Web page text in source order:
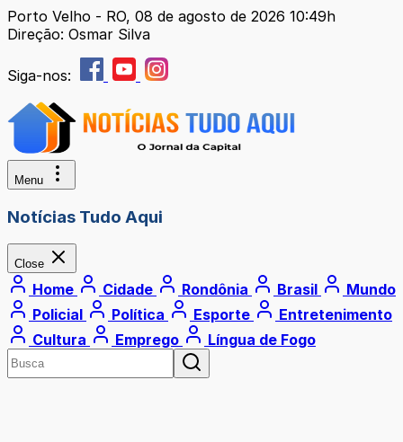
Porto Velho - RO, 08 de agosto de 2026 10:49h
Direção: Osmar Silva
Siga-nos:
Menu
Notícias Tudo Aqui
Close
Home Cidade Rondônia Brasil
Mundo
Policial
Política Esporte
Entretenimento
Cultura
Emprego Língua de Fogo